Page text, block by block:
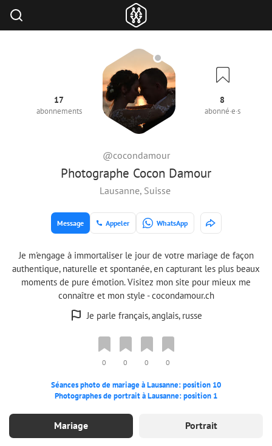
Photographe Cocon Damour
@cocondamour
17
abonnements
8
abonné·e·s
Lausanne, Suisse
Message Appeler WhatsApp
Je m'engage à immortaliser le jour de votre mariage de façon
authentique, naturelle et spontanée, en capturant les plus beaux
moments de pure émotion. Visitez mon site pour mieux me
connaître et mon style - cocondamour.ch
Je parle français, anglais, russe
0 0 0 0
Séances photo de mariage à Lausanne: position 10
Photographes de portrait à Lausanne: position 1
Mariage Portrait